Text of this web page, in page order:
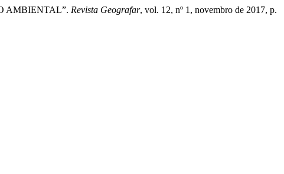
AMBIENTAL”. Revista Geografar, vol. 12, nº 1, novembro de 2017, p.